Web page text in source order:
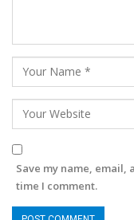
Save my name,
time I comment.